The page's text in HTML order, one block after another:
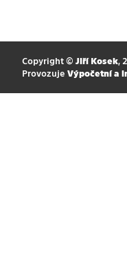
Copyright © Jiří Kosek,
Provozuje Výpočetní a